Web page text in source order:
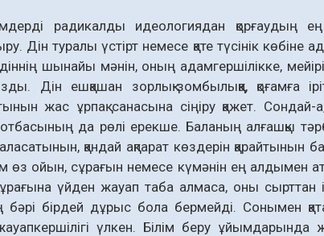
радикалды идеологиядан
Дін туралы үстірт немесе қате түсінік
шынайы мәнін, оның адамгершілікке,
Дін ешқашан зорлық-зомбылыққа, қоғамға
жас ұрпақ санасына сіңіру қажет.
да рөлі ерекше. Баланың алғашқы
қандай ақпарат көздерін қарайтынын
өз ойын, сұрағын немесе күмәнін ең алдымен
үйден жауап таба алмаса, оны сырттан
бәрі бірдей дұрыс бола бермейді. Сонымен
үлкен. Білім беру